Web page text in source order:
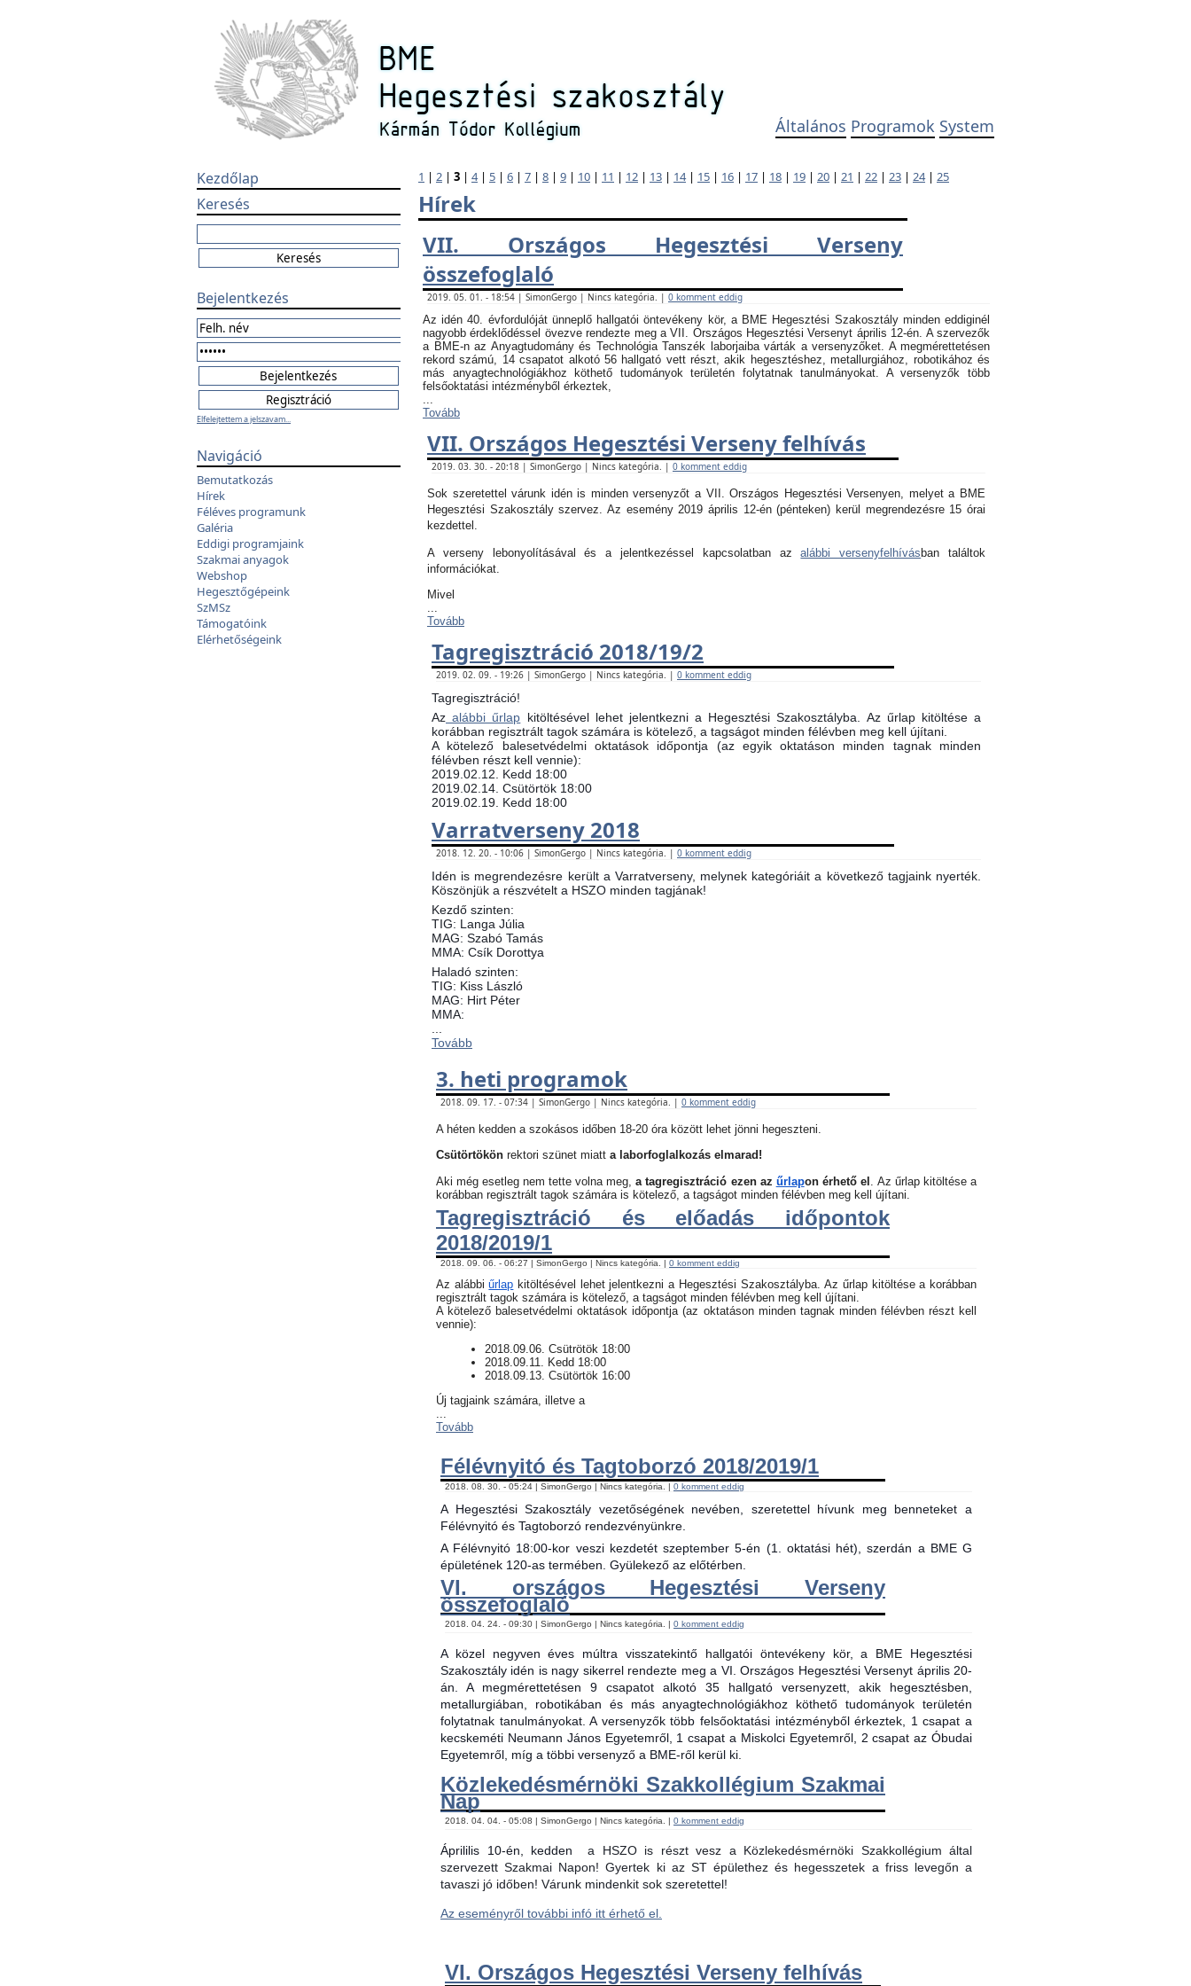
Általános Programok System
Kezdőlap
Keresés
Bejelentkezés
Elfelejtettem a jelszavam...
Navigáció
Bemutatkozás
Hírek
Féléves programunk
Galéria
Eddigi programjaink
Szakmai anyagok
Webshop
Hegesztőgépeink
SzMSz
Támogatóink
Elérhetőségeink
1 | 2 | 3 | 4| 5 | 6 | 7 | 8 | 9 | 10 | 11 | 12 | 13 | 14| 15 | 16 | 17 | 18 | 19 | 20 | 21 | 22 | 23 | 24| 25
Hírek
VII. Országos Hegesztési Verseny
összefoglaló
2019. 05. 01. - 18:54 | SimonGergo | Nincs kategória. | 0 komment eddig
Az idén 40. évfordulóját ünneplő hallgatói öntevékeny kör, a BME Hegesztési Szakosztály minden eddiginél
nagyobb érdeklődéssel övezve rendezte meg a VII. Országos Hegesztési Versenyt április 12-én. A szervezők
a BME-n az Anyagtudomány és Technológia Tanszék laborjaiba várták a versenyzőket. A megmérettetésen
rekord számú, 14 csapatot alkotó 56 hallgató vett részt, akik hegesztéshez, metallurgiához, robotikához és
más anyagtechnológiákhoz köthető tudományok területén folytatnak tanulmányokat. A versenyzők több
felsőoktatási intézményből érkeztek,
...
Tovább
VII. Országos Hegesztési Verseny felhívás
2019. 03. 30. - 20:18 | SimonGergo | Nincs kategória. | 0 komment eddig
Sok szeretettel várunk idén is minden versenyzőt a VII. Országos Hegesztési Versenyen, melyet a BME
Hegesztési Szakosztály szervez. Az esemény 2019 április 12-én (pénteken) kerül megrendezésre 15 órai
kezdettel.
A verseny lebonyolításával és a jelentkezéssel kapcsolatban azalábbi versenyfelhívás ban találtok
információkat.
Mivel
...
Tovább
Tagregisztráció 2018/19/2
2019. 02. 09. - 19:26 | SimonGergo | Nincs kategória. | 0 komment eddig
Tagregisztráció!
Az alábbi űrlap kitöltésével lehet jelentkezni a Hegesztési Szakosztályba. Az űrlap kitöltése a
korábban regisztrált tagok számára is kötelező, a tagságot minden félévben meg kell újítani.
​A kötelező balesetvédelmi oktatások időpontja (az egyik oktatáson minden tagnak minden
félévben részt kell vennie):
​2019.02.12. Kedd 18:00
2019.02.14. Csütörtök 18:00
2019.02.19. Kedd 18:00
Varratverseny 2018
2018. 12. 20. - 10:06 | SimonGergo | Nincs kategória. | 0 komment eddig
Idén is megrendezésre került a Varratverseny, melynek kategóriáit a következő tagjaink nyerték.
Köszönjük a részvételt a HSZO minden tagjának!
Kezdő szinten:
TIG: Langa Júlia
MAG: Szabó Tamás
MMA: Csík Dorottya
Haladó szinten:
TIG: Kiss László
MAG: Hirt Péter
MMA:
Tovább
3. heti programok
2018. 09. 17. - 07:34 | SimonGergo | Nincs kategória. | 0 komment eddig
A héten kedden a szokásos időben 18-20 óra között lehet jönni hegeszteni.
Csütörtökön rektori szünet miatt a laborfoglalkozás elmarad!
Aki még esetleg nem tette volna meg, a tagregisztráció ezen az űrlapon érhető el . Az űrlap kitöltése a
korábban regisztrált tagok számára is kötelező, a tagságot minden félévben meg kell újítani.
Tagregisztráció és előadás időpontok
2018/2019/1
2018. 09. 06. - 06:27 | SimonGergo | Nincs kategória. | 0 komment eddig
Az alábbiűrlap kitöltésével lehet jelentkezni a Hegesztési Szakosztályba. Az űrlap kitöltése a korábban
regisztrált tagok számára is kötelező, a tagságot minden félévben meg kell újítani.
​A kötelező balesetvédelmi oktatások időpontja (az oktatáson minden tagnak minden félévben részt kell
vennie):
​2018.09.06. Csütrötök 18:00
2018.09.11. Kedd 18:00
2018.09.13. Csütörtök 16:00
Új tagjaink számára, illetve a
...
Tovább
Félévnyitó és Tagtoborzó 2018/2019/1
2018. 08. 30. - 05:24 | SimonGergo | Nincs kategória. | 0 komment eddig
A Hegesztési Szakosztály vezetőségének nevében, szeretettel hívunk meg benneteket a
Félévnyitó és Tagtoborzó rendezvényünkre.
A Félévnyitó 18:00-kor veszi kezdetét szeptember 5-én (1. oktatási hét), szerdán a BME G
épületének 120-as termében. Gyülekező az előtérben.
VI. országos Hegesztési Verseny
összefoglaló
2018. 04. 24. - 09:30 | SimonGergo | Nincs kategória. | 0 komment eddig
A közel negyven éves múltra visszatekintő hallgatói öntevékeny kör, a BME Hegesztési
Szakosztály idén is nagy sikerrel rendezte meg a VI. Országos Hegesztési Versenyt április 20-
án. A megmérettetésen 9 csapatot alkotó 35 hallgató versenyzett, akik hegesztésben,
metallurgiában, robotikában és más anyagtechnológiákhoz köthető tudományok területén
folytatnak tanulmányokat. A versenyzők több felsőoktatási intézményből érkeztek, 1 csapat a
kecskeméti Neumann János Egyetemről, 1 csapat a Miskolci Egyetemről, 2 csapat az Óbudai
Egyetemről, míg a többi versenyző a BME-ről kerül ki.
Közlekedésmérnöki Szakkollégium Szakmai
Nap
2018. 04. 04. - 05:08 | SimonGergo | Nincs kategória. | 0 komment eddig
Áprililis 10-én, kedden
a HSZO is részt vesz a Közlekedésmérnöki Szakkollégium által
szervezett Szakmai Napon! Gyertek ki az ST épülethez és hegesszetek a friss levegőn a
tavaszi jó időben! Várunk mindenkit sok szeretettel!
Az eseményről további infó itt érhető el.
VI. Országos Hegesztési Verseny felhívás